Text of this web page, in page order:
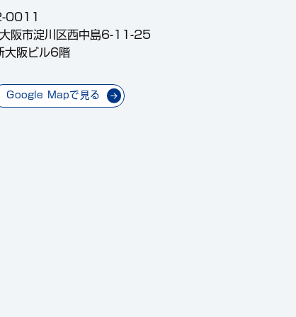
0011
阪市淀川区西中島6-11-25
大阪ビル6階
Google Mapで見る